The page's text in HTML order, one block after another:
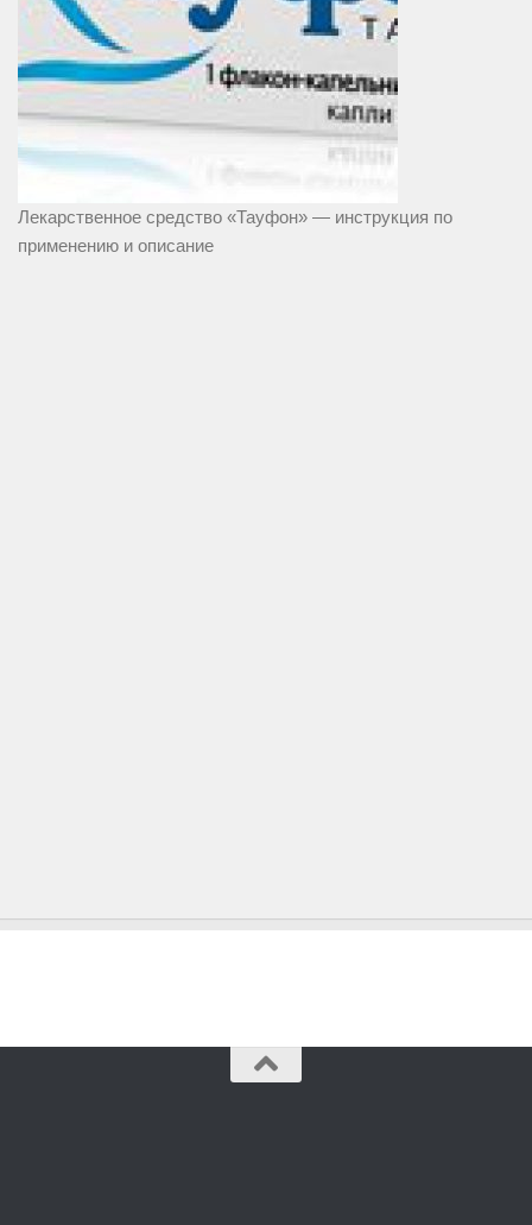
Лекарственное средство «Тауфон» — инструкция по
применению и описание